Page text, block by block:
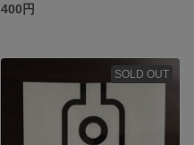
400円
SOLD OUT